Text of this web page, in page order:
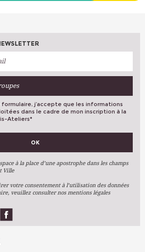
j’accepte que les informations
dans le cadre de mon inscription à la
Ateliers*
OK
à la place d’une apostrophe dans les champs
Ville
votre consentement à l’utilisation des données
veuillez consulter nos mentions légales